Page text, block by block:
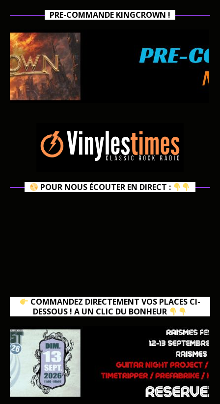
PRE-COMMANDE KINGCROWN !
POUR NOUS ÉCOUTER EN DIRECT :
COMMANDEZ DIRECTEMENT VOS PLACES CI-
DESSOUS ! A UN CLIC DU BONHEUR